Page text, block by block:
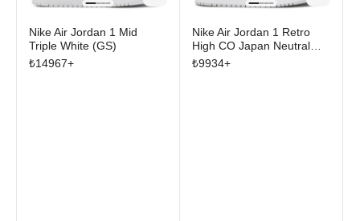
Nike Air Jordan 1 Mid
Triple White (GS)
₺14967+
Nike Air Jordan 1 Retro
High CO Japan Neutral
Grey (GS)
₺9934+